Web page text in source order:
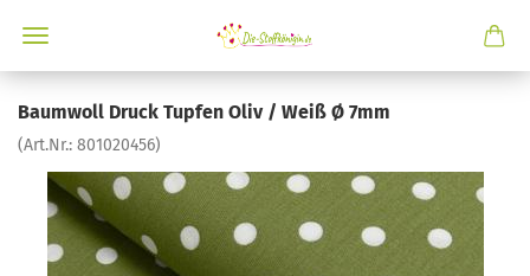
Baumwoll Druck Tupfen Oliv / Weiß Ø 7mm
(Art.Nr.: 801020456)